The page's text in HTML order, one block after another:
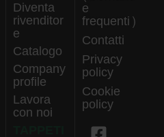
Diventa
rivenditor
e
Catalogo
Company
profile
Lavora
con noi
e
frequenti)
Contatti
Privacy
policy
Cookie
policy